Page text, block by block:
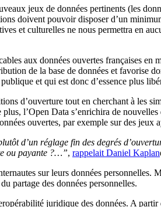
jeux de données pertinents (les
doivent pouvoir disposer d’un
et culturelles ne nous permettra en
aux données ouvertes françaises
de la base de données et favorise
et qui est donc d’essence plus
d’ouverture tout en cherchant à les
l’Open Data s’enrichira de
ouvertes, par exemple sur des
d’un réglage fin des degrés
ou payante ?…”, rappelait Daniel Kaplan
sur leurs données personnelles.
partage des données personnelles.
juridique des données. A